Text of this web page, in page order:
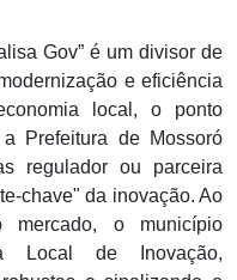
Gov” é um divisor de
e eficiência
local, o ponto
Prefeitura de Mossoró
regulador ou parceira
chave" da inovação. Ao
mercado, o município
Local de Inovação,